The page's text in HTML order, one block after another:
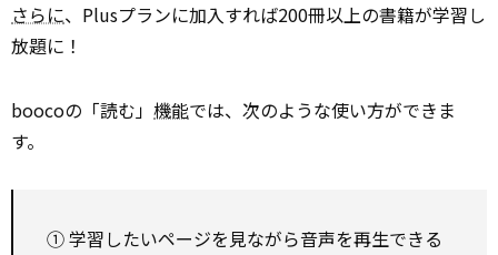
さらに、Plusプランに加入すれば200冊以上の書籍が学習し
放題に！
boocoの「読む」 機能では、次のような使い方ができま
す。
① 学習したいページを見ながら音声を再生できる